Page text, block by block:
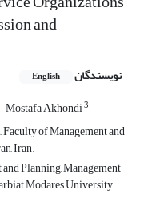
and
نویسندگان English
Mostafa Akhondi3
of Management and
Iran.
Planning, Management
Modares University,